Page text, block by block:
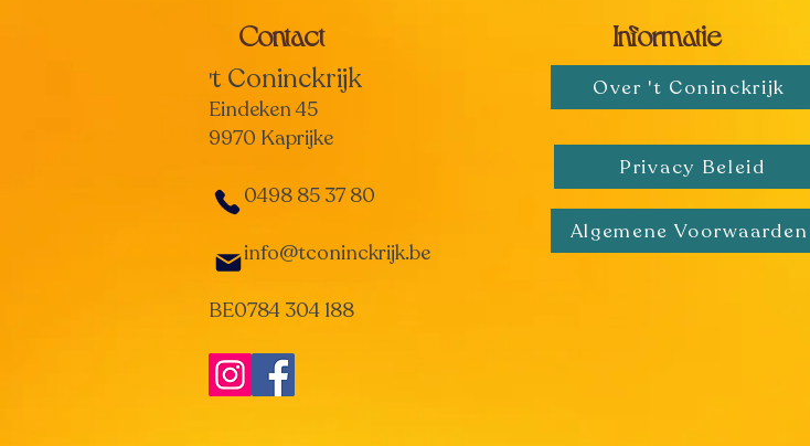
Contact Informatie
't Coninckrijk
Eindeken 45
9970 Kaprijke
0498 85 37 80
info@tconinckrijk.be
BE0784 304 188
Over 't Coninckrijk
Privacy Beleid
Algemene Voorwaarden